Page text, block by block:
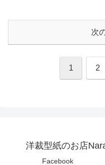
次
1 2
洋裁型紙のお店
Facebook